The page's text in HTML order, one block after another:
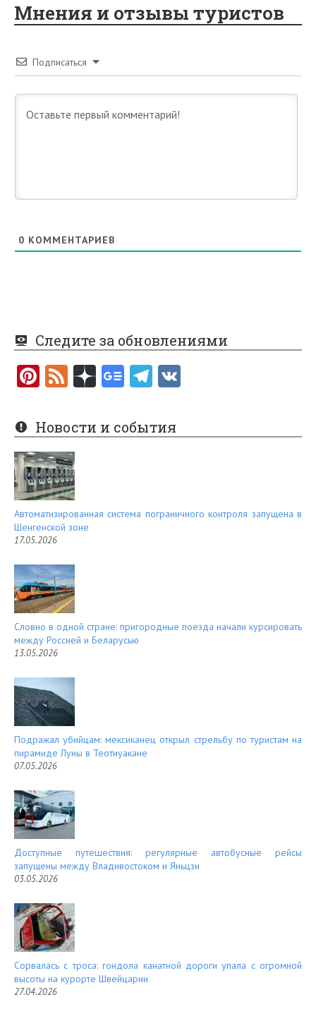
Мнения и отзывы туристов
Подписаться
0 КОММЕНТАРИЕВ
Следите за обновлениями
Pi
er
es
t
F
e
d
Новости и события
Автоматизированная система пограничного контроля запущена в
Шенгенской зоне
17.05.2026
Словно в одной стране: пригородные поезда начали курсировать
между Россией и Беларусью
13.05.2026
Подражал убийцам: мексиканец открыл стрельбу по туристам на
пирамиде Луны в Теотиуакане
07.05.2026
Доступные путешествия: регулярные автобусные рейсы
запущены между Владивостоком и Яньцзи
03.05.2026
Сорвалась с троса: гондола канатной дороги упала с огромной
высоты на курорте Швейцарии
27.04.2026